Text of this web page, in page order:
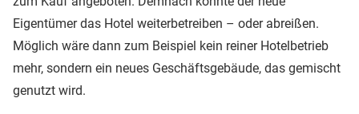
Eigentümer das Hotel weiterbetreiben – oder abreißen.
Möglich wäre dann zum Beispiel kein reiner Hotelbetrieb
mehr, sondern ein neues Geschäftsgebäude, das gemischt
genutzt wird.